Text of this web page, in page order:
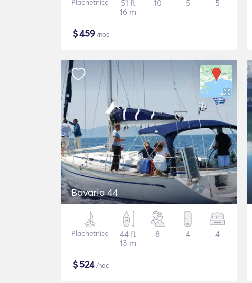
Plachetnice
51 ft
16 m
10 5 5
$459/noc
Bavaria 44
Plachetnice
44 ft
13 m
8 4 4
$524/noc